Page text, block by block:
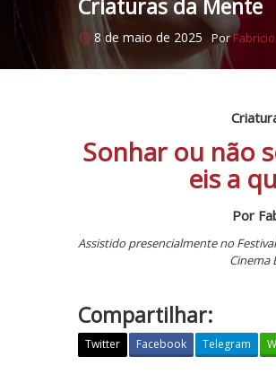
Criaturas da Mente
8 de maio de 2025 Por
Sonhar ou não
eis a
Por
Assistido presencialmente no
Cinema
Compartilhar:
Twitter Facebook Telegram